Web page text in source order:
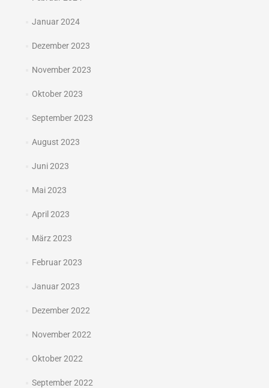
Januar 2024
Dezember 2023
November 2023
Oktober 2023
September 2023
August 2023
Juni 2023
Mai 2023
April 2023
März 2023
Februar 2023
Januar 2023
Dezember 2022
November 2022
Oktober 2022
September 2022